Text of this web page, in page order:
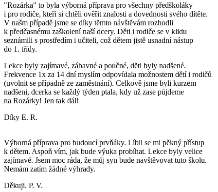
"Rozárka" to byla výborná příprava pro všechny předškoláky
i pro rodiče, kteří si chtěli ověřit znalosti a dovednosti svého dítěte.
V našm případě jsme se díky těmto návštěvám rozhodli
k předčasnému zaškolení naší dcery. Děti i rodiče se v klidu
seznámili s prostředím i učiteli, což dětem jistě usnadní nástup
do 1. třídy.
Lekce byly zajímavé, zábavné a poučné, děti byly nadšené.
Frekvence 1x za 14 dní myslím odpovídala možnostem dětí i rodičů
(uvolnit se případně ze zaměstnání). Celkově jsme byli kurzem
nadšeni, dcerka se každý týden ptala, kdy už zase půjdeme
na Rozárky! Jen tak dál!
Díky E. R.
Výborná příprava pro budoucí prvňáky. Líbil se mi pěkný přístup
k dětem. Aspoň vím, jak bude výuka probíhat. Lekce byly velice
zajímavé. Jsem moc ráda, že můj syn bude navštěvovat tuto školu.
Nemám zatím žádné výhrady.
Děkuji. P. V.